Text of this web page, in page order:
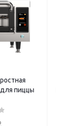
для пиццы